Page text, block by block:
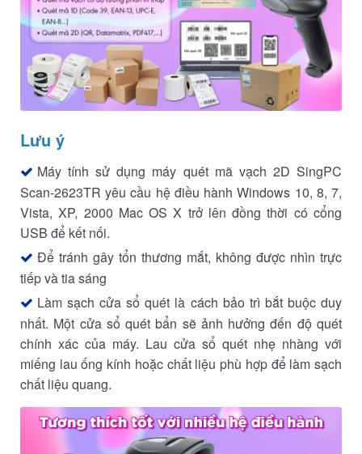
Lưu ý
Máy tính sử dụng máy quét mã vạch 2D SingPC
Scan-2623TR yêu cầu hệ điều hành Windows 10, 8, 7,
Vista, XP, 2000 Mac OS X trở lên đồng thời có cổng
USB để kết nối.
Để tránh gây tổn thương mắt, không được nhìn trực
tiếp và tia sáng
Làm sạch cửa sổ quét là cách bảo trì bắt buộc duy
nhất. Một cửa sổ quét bẩn sẽ ảnh hưởng đến độ quét
chính xác của máy. Lau cửa sổ quét nhẹ nhàng với
miếng lau ống kính hoặc chất liệu phù hợp để làm sạch
chất liệu quang.